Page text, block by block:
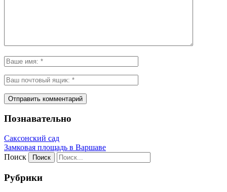
Познавательно
Саксонский сад
Замковая площадь в Варшаве
Поиск
Рубрики